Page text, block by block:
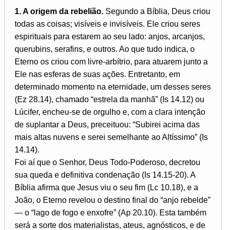
1. A origem da rebelião. Segundo a Bíblia, Deus criou
todas as coisas; visíveis e invisíveis. Ele criou seres
espirituais para estarem ao seu lado: anjos, arcanjos,
querubins, serafins, e outros. Ao que tudo indica, o
Eterno os criou com livre-arbítrio, para atuarem junto a
Ele nas esferas de suas ações. Entretanto, em
determinado momento na eternidade, um desses seres
(Ez 28.14), chamado “estrela da manhã” (Is 14.12) ou
Lúcifer, encheu-se de orgulho e, com a clara intenção
de suplantar a Deus, preceituou: “Subirei acima das
mais altas nuvens e serei semelhante ao Altíssimo” (Is
14.14).
Foi aí que o Senhor, Deus Todo-Poderoso, decretou
sua queda e definitiva condenação (Is 14.15-20). A
Bíblia afirma que Jesus viu o seu fim (Lc 10.18), e a
João, o Eterno revelou o destino final do “anjo rebelde”
— o “lago de fogo e enxofre” (Ap 20.10). Esta também
será a sorte dos materialistas, ateus, agnósticos, e de